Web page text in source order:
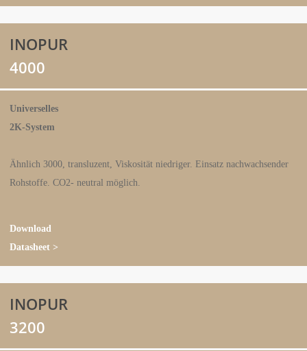
INOPUR
4000
Universelles
2K-System
Ähnlich 3000, transluzent, Viskosität niedriger. Einsatz nachwachsender
Rohstoffe. CO2- neutral möglich.
Download
Datasheet >
INOPUR
3200